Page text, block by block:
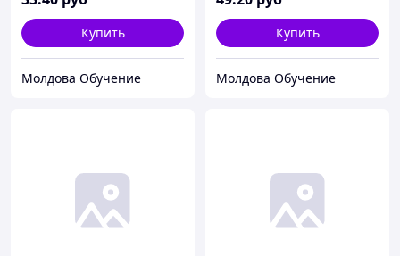
Купить
Молдова Обучение
Купить
Молдова Обучение